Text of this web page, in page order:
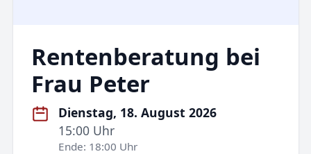
Rentenberatung bei
Frau Peter
Dienstag, 18. August 2026
15:00 Uhr
Ende: 18:00 Uhr